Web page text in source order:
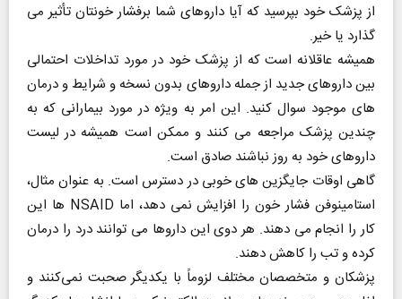
از پزشک خود بپرسید که آیا داروهای شما برفشار خونتان تأثیر می
گذارد یا خیر.
همیشه عاقلانه است که از پزشک خود در مورد تداخلات احتمالی
بین داروهای جدید از جمله داروهای بدون نسخه و شرایط و درمان
های موجود سوال کنید. این امر به ویژه در مورد بیمارانی که به
چندین پزشک مراجعه می کنند و ممکن است همیشه در لیست
داروهای خود به روز نباشند صادق است.
گاهی اوقات جایگزین های خوبی در دسترس است. به عنوان مثال،
استامینوفن فشار خون را افزایش نمی دهد، اما NSAID ها این
کار را انجام می دهند. هر دوی این داروها می توانند درد را درمان
کرده و تب را کاهش دهند.
پزشکان و متخصصان مختلف لزوماً با یکدیگر صحبت نمی‌کنند و